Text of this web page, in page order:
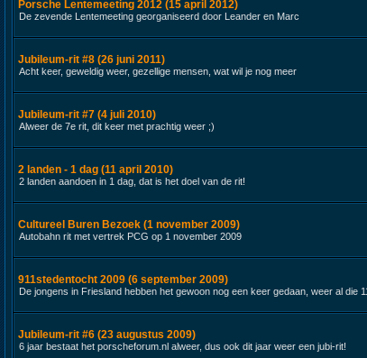
Porsche Lentemeeting 2012 (15 april 2012)
De zevende Lentemeeting georganiseerd door Leander en Marc
Jubileum-rit #8 (26 juni 2011)
Acht keer, geweldig weer, gezellige mensen, wat wil je nog meer
Jubileum-rit #7 (4 juli 2010)
Alweer de 7e rit, dit keer met prachtig weer ;)
2 landen - 1 dag (11 april 2010)
2 landen aandoen in 1 dag, dat is het doel van de rit!
Cultureel Buren Bezoek (1 november 2009)
Autobahn rit met vertrek PCG op 1 november 2009
911stedentocht 2009 (6 september 2009)
De jongens in Friesland hebben het gewoon nog een keer gedaan, weer al die
Jubileum-rit #6 (23 augustus 2009)
6 jaar bestaat het porscheforum.nl alweer, dus ook dit jaar weer een jubi-rit!